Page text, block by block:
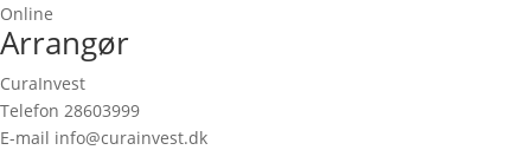
Online
Arrangør
CuraInvest
Telefon 28603999
E-mail info@curainvest.dk